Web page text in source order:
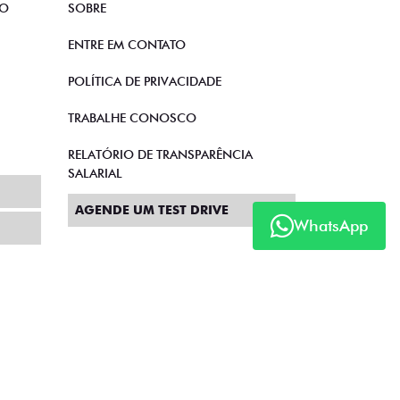
WhatsApp
SOBRE
ENTRE EM CONTATO
POLÍTICA DE PRIVACIDADE
TRABALHE CONOSCO
RELATÓRIO DE TRANSPARÊNCIA
SALARIAL
AGENDE UM TEST DRIVE